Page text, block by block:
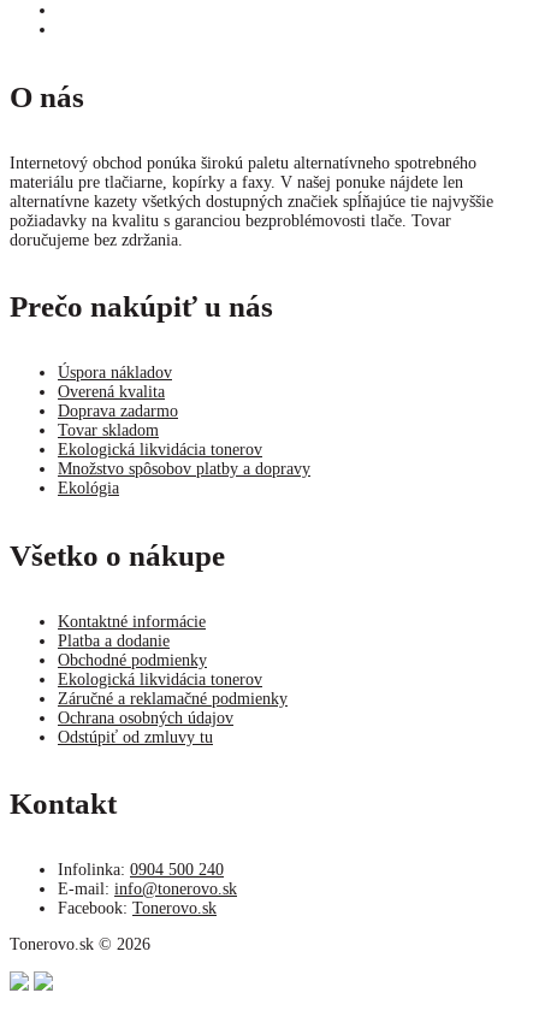
O nás
Internetový obchod ponúka širokú paletu alternatívneho spotrebného
materiálu pre tlačiarne, kopírky a faxy. V našej ponuke nájdete len
alternatívne kazety všetkých dostupných značiek spĺňajúce tie najvyššie
požiadavky na kvalitu s garanciou bezproblémovosti tlače. Tovar
doručujeme bez zdržania.
Prečo nakúpiť u nás
Úspora nákladov
Overená kvalita
Doprava zadarmo
Tovar skladom
Ekologická likvidácia tonerov
Množstvo spôsobov platby a dopravy
Ekológia
Všetko o nákupe
Kontaktné informácie
Platba a dodanie
Obchodné podmienky
Ekologická likvidácia tonerov
Záručné a reklamačné podmienky
Ochrana osobných údajov
Odstúpiť od zmluvy tu
Kontakt
Infolinka: 0904 500 240
E-mail: info@tonerovo.sk
Facebook: Tonerovo.sk
Tonerovo.sk © 2026